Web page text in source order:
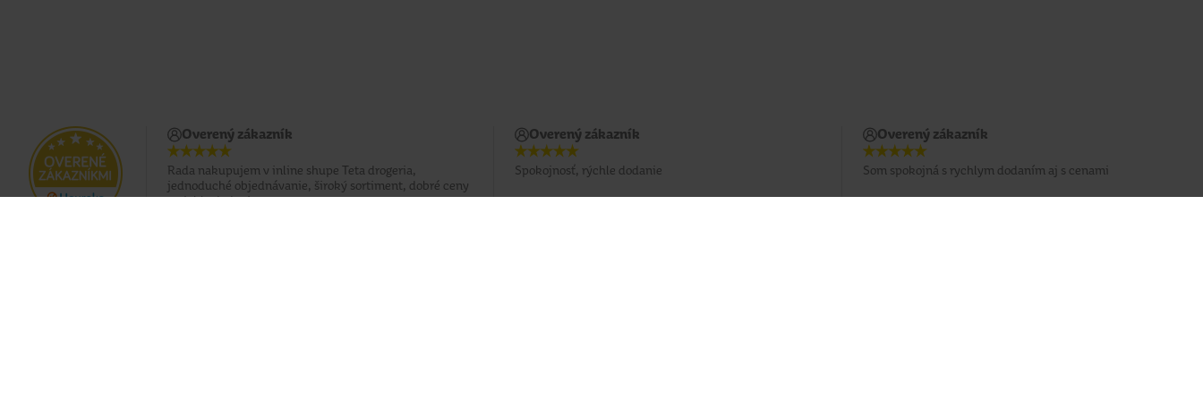
Overený zákazník
Rada nakupujem v inline shupe Teta drogeria,
jednoduché objednávanie, široký sortiment, dobré ceny
a rýchle dodanie
Overený zákazník
Spokojnosť, rýchle dodanie
Overený zákazník
Som spokojná s rychlym dodaním aj s cenami